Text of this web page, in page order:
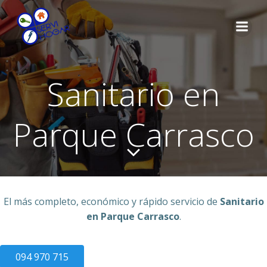
contenido
Sanitario en
Parque Carrasco
El más completo, económico y rápido servicio de Sanitario
en Parque Carrasco.
094 970 715